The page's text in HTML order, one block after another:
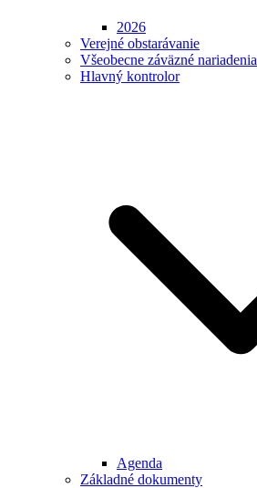
2026
Verejné obstarávanie
Všeobecne záväzné nariadenia
Hlavný kontrolor
Agenda
Základné dokumenty